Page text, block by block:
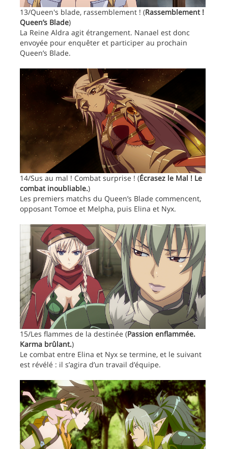
13/Queen's blade, rassemblement ! (Rassemblement !
Queen’s Blade)
La Reine Aldra agit étrangement. Nanael est donc
envoyée pour enquêter et participer au prochain
Queen’s Blade.
14/Sus au mal ! Combat surprise ! (Écrasez le Mal ! Le
combat inoubliable.)
Les premiers matchs du Queen’s Blade commencent,
opposant Tomoe et Melpha, puis Elina et Nyx.
15/Les flammes de la destinée (Passion enflammée.
Karma brûlant.)
Le combat entre Elina et Nyx se termine, et le suivant
est révélé : il s’agira d’un travail d’équipe.